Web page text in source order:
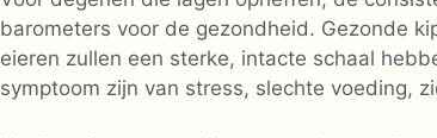
barometers voor de gezondheid. Gezonde
eieren zullen een sterke, intacte schaal
symptoom zijn van stress, slechte voeding,